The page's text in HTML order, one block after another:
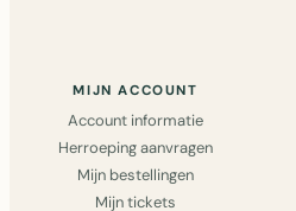
MIJN ACCOUNT
Account informatie
Herroeping aanvragen
Mijn bestellingen
Mijn tickets